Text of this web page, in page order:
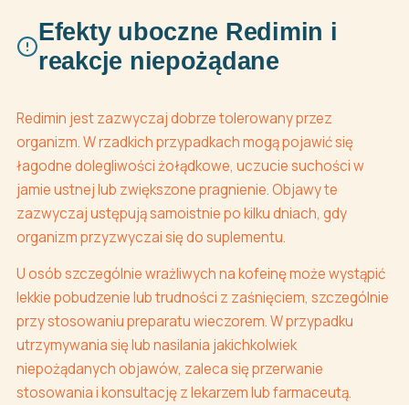
Efekty uboczne Redimin i
reakcje niepożądane
Redimin jest zazwyczaj dobrze tolerowany przez
organizm. W rzadkich przypadkach mogą pojawić się
łagodne dolegliwości żołądkowe, uczucie suchości w
jamie ustnej lub zwiększone pragnienie. Objawy te
zazwyczaj ustępują samoistnie po kilku dniach, gdy
organizm przyzwyczai się do suplementu.
U osób szczególnie wrażliwych na kofeinę może wystąpić
lekkie pobudzenie lub trudności z zaśnięciem, szczególnie
przy stosowaniu preparatu wieczorem. W przypadku
utrzymywania się lub nasilania jakichkolwiek
niepożądanych objawów, zaleca się przerwanie
stosowania i konsultację z lekarzem lub farmaceutą.